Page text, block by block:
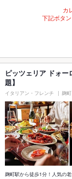
カ
下記ボタ
ピッツェリア ドォ
題】
イタリアン・フレンチ 麹町
麹町駅から徒歩1分！人気の